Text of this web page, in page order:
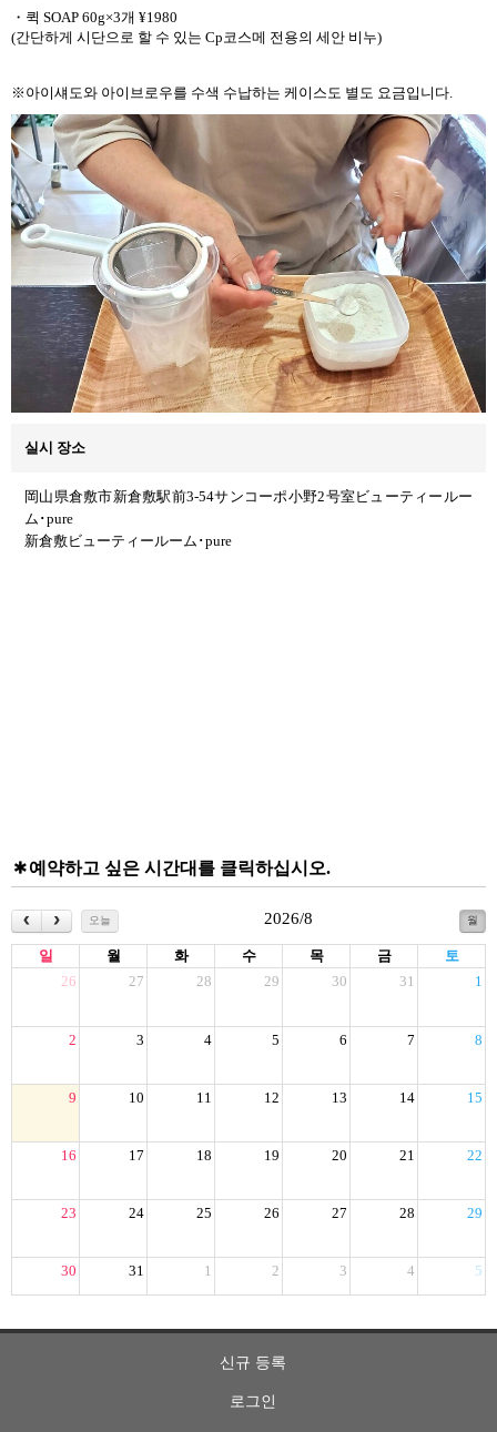
・퀵 SOAP 60g×3개 ¥1980
(간단하게 시단으로 할 수 있는 Cp코스메 전용의 세안 비누)
※아이섀도와 아이브로우를 수색 수납하는 케이스도 별도 요금입니다.
실시 장소
岡山県倉敷市新倉敷駅前3-54サンコーポ小野2号室ビューティールー
ム･pure
新倉敷ビューティールーム･pure
예약하고 싶은 시간대를 클릭하십시오.
오늘 월
2026/8
일 월 화 수 목 금
토
26
27 28 29 30 31 1
2 3 4 5 6 7 8
9 10 11 12 13 14 15
16 17 18 19 20 21 22
23 24 25 26 27 28 29
30 31 1 2 3 4 5
신규 등록
로그인